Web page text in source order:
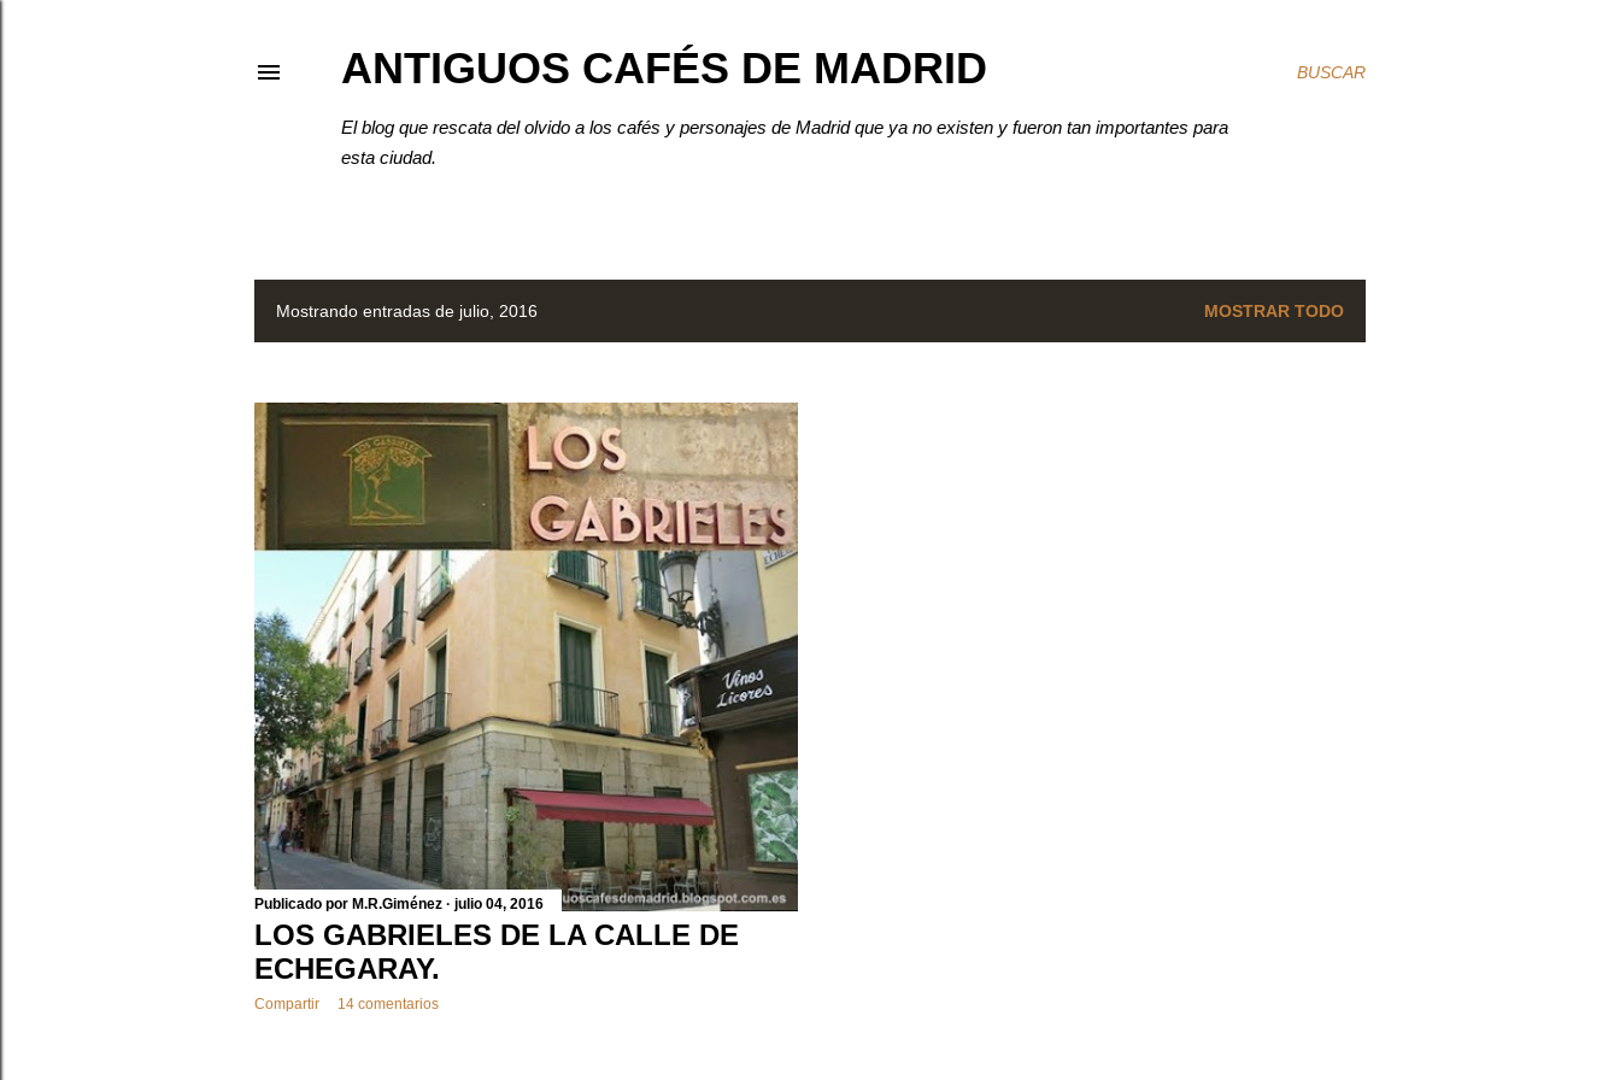
BUSCAR
ANTIGUOS CAFÉS DE MADRID
El blog que rescata del olvido a los cafés y personajes de Madrid que ya no existen y fueron tan importantes para
esta ciudad.
E
t
r
a
d
s
Mostrando entradas de julio, 2016 MOSTRAR TODO
Publicado por M.R.Giménez julio 04, 2016
LOS GABRIELES DE LA CALLE DE
ECHEGARAY.
Compartir 14 comentarios